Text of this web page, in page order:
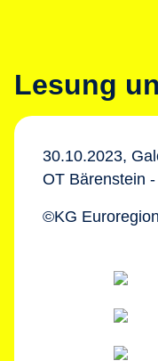
Lesung
30.10.2023,
OT Bärenstein
©KG Euroregion